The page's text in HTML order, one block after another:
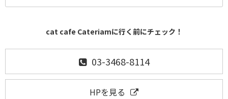
cat cafe Cateriamに行く前にチェック！
03-3468-8114
HPを見る